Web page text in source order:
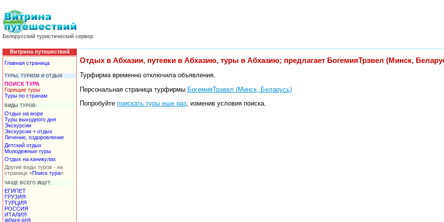
Белорусский туристический сервер
Витрина путешествий
Главная страница
ТУРЫ, ТУРИЗМ И ОТДЫХ
ПОИСК ТУРА
Горящие туры
Туры по странам
ВИДЫ ТУРОВ:
Отдых на море
Туры выходного дня
Экскурсии
Экскурсии + отдых
Лечение, оздоровление
Детский отдых
Молодежные туры
Отдых на каникулах
Другие виды туров - на
странице «Поиск тура»
ЧАЩЕ ВСЕГО ИЩУТ:
ЕГИПЕТ
ГРУЗИЯ
ТУРЦИЯ
РОССИЯ
ИТАЛИЯ
ФРАНЦИЯ
Отдых в Абхазии, путевки в Абхазию, туры в Абхазию; предлагает БогемияТрэвел (Минск,
Турфирма временно отключила объявления.
Персональная страница турфирмы БогемияТрэвел (Минск, Беларусь)
Попробуйте поискать туры еще раз , изменив условия поиска.